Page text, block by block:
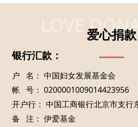
LOVE爱心捐款
银行汇款：
户 名： 中国妇女发展基金会
帐 号： 0200001009014423956
开户行： 中国工商银行北京市支行
备 注： 伊爱基金